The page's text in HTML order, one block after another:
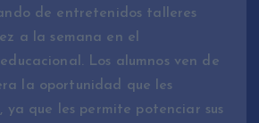
de entretenidos talleres
a la semana en el
Los alumnos ven de
la oportunidad que les
ya que les permite potenciar sus